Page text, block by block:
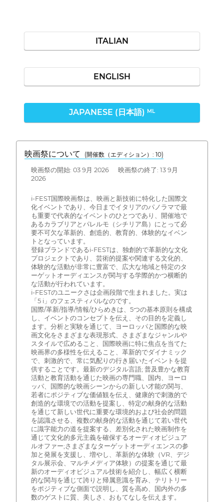
ITALIAN
ENGLISH
JAPANESE (日本語) ML
映画祭について (開催数（エディション）: 10)
映画祭の開始: 03 9月 2026 映画祭の終了: 13 9月
2026
i-FEST国際映画祭は、映画と新技術に特化した国際文
化イベントであり、今日までイタリアのパノラマで最
も重要で代表的なイベントのひとつであり、開催地で
あるカラブリアとパレルモ（シチリア島）にとって必
要不可欠な革新的、創造的、教育的、体験的なイベン
トとなっています。
登録ブランドであるi-FESTは、独創的で革新的な文化
プロジェクトであり、芸術的提案や関連する文化的、
体験的な活動が非常に豊富で、広大な地域と特定のタ
ーゲットオーディエンスが関与する学際的かつ横断的
な活動が行われています。
i-FESTのユニークさは企画段階で生まれました。実は
「5 i」のフェスティバルなのです。
国際/革新/指導/情報/ひらめきは、5つの基本原則を構成
し、イベントのコンセプトを伝え、その目的を定義し
ます。分析と実験を通じて、ヨーロッパと国際的な映
画文化をさまざまな表現形式、さまざまなジャンルや
スタイルで広めること、国際映画に特に焦点を当てた
映画界の多様性を伝えること、革新的でダイナミック
で、刺激的で、常に気配りの行き届いたイベントを提
供することです。最新のデジタル言語; 普及豊かな教育
活動と教育活動を通じた映画の専門職、国内、ヨーロ
ッパ、国際的な映画シーンからの新しい才能の関与、
若者にポジティブな価値観を伝え、健康的で刺激的で
創造的な環境での活動を提案し、特定の献身的な活動
を通じて新しい世代に重要な環境的および社会的問題
を認識させる、複数の献身的な活動を通じて若い世代
に識字能力の道を提案する、差別化された映画制作を
通じて文化的多元主義を確保するオーディオビジュア
ルオファー;さまざまなターゲットオーディエンスの参
加と発展を支援し、増やし、革新的な体験（VR、デジ
タル展示会、マルチメディア体験）の提案を通じて最
新のオーディオビジュアル技術を紹介し、幅広く横断
的な関与を通じて誇りと帰属意識を育み、テリトリー
をポジティブな側面で説明し、質を高め、国内外の多
数のゲストに質、美しさ、おもてなしを伝えます。